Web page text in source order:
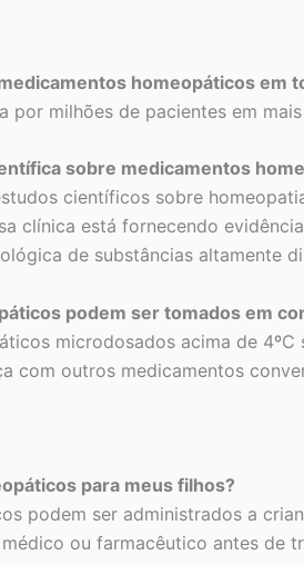
homeopáticos em
por milhões de pacientes em
sobre medicamentos
científicos sobre
clínica está fornecendo
de substâncias altamente
podem ser tomados em
microdosados acima de
com outros medicamentos
para meus filhos?
podem ser administrados a
ou farmacêutico antes de